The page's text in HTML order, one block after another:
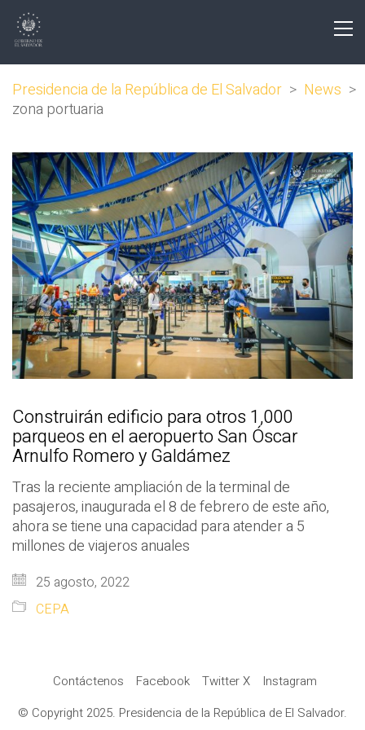
Presidencia de la República de El Salvador > News >
zona portuaria
Construirán edificio para otros 1,000
parqueos en el aeropuerto San Óscar
Arnulfo Romero y Galdámez
Tras la reciente ampliación de la terminal de
pasajeros, inaugurada el 8 de febrero de este año,
ahora se tiene una capacidad para atender a 5
millones de viajeros anuales
25 agosto, 2022
CEPA
Contáctenos Facebook Twitter X
Instagram
© Copyright 2025. Presidencia de la República de El Salvador.